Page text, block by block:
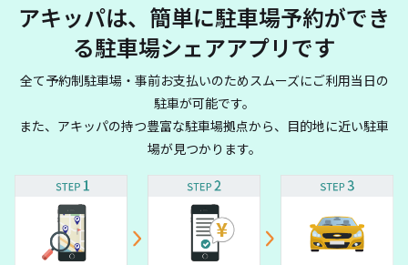
アキッパは、簡単に駐車場予約ができ
る駐車場シェアアプリです
全て予約制駐車場・事前お支払いのためスムーズにご利用当日の
駐車が可能です。
また、アキッパの持つ豊富な駐車場拠点から、目的地に近い駐車
場が見つかります。